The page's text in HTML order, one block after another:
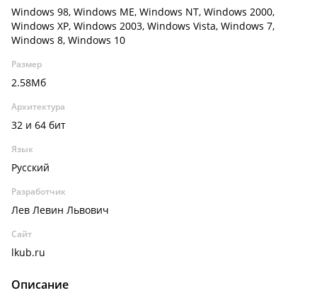
Windows 98, Windows ME, Windows NT, Windows 2000,
Windows XP, Windows 2003, Windows Vista, Windows 7,
Windows 8, Windows 10
Размер
2.58Мб
Архитектура
32 и 64 бит
Язык
Русский
Разработчик
Лев Левин Львович
Сайт
lkub.ru
Описание